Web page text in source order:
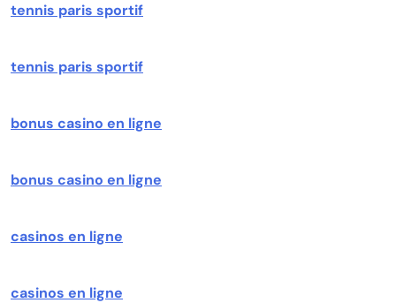
tennis paris sportif
tennis paris sportif
bonus casino en ligne
bonus casino en ligne
casinos en ligne
casinos en ligne